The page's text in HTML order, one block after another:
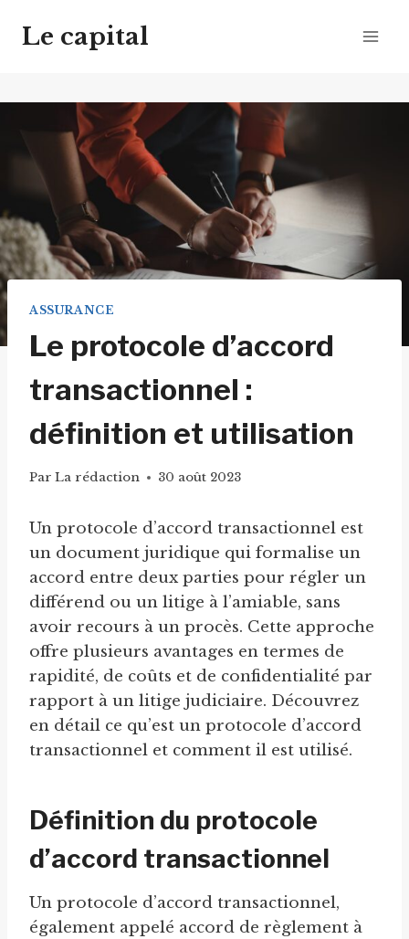
Le capital
ASSURANCE
Le protocole d’accord
transactionnel :
définition et utilisation
Par La rédaction 30 août 2023
Un protocole d’accord transactionnel est
un document juridique qui formalise un
accord entre deux parties pour régler un
différend ou un litige à l’amiable, sans
avoir recours à un procès. Cette approche
offre plusieurs avantages en termes de
rapidité, de coûts et de confidentialité par
rapport à un litige judiciaire. Découvrez
en détail ce qu’est un protocole d’accord
transactionnel et comment il est utilisé.
Définition du protocole
d’accord transactionnel
Un protocole d’accord transactionnel,
également appelé accord de règlement à